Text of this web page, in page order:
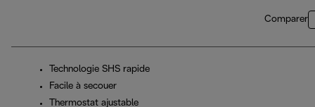
Comparer
Technologie SHS rapide
Facile à secouer
Thermostat ajustable